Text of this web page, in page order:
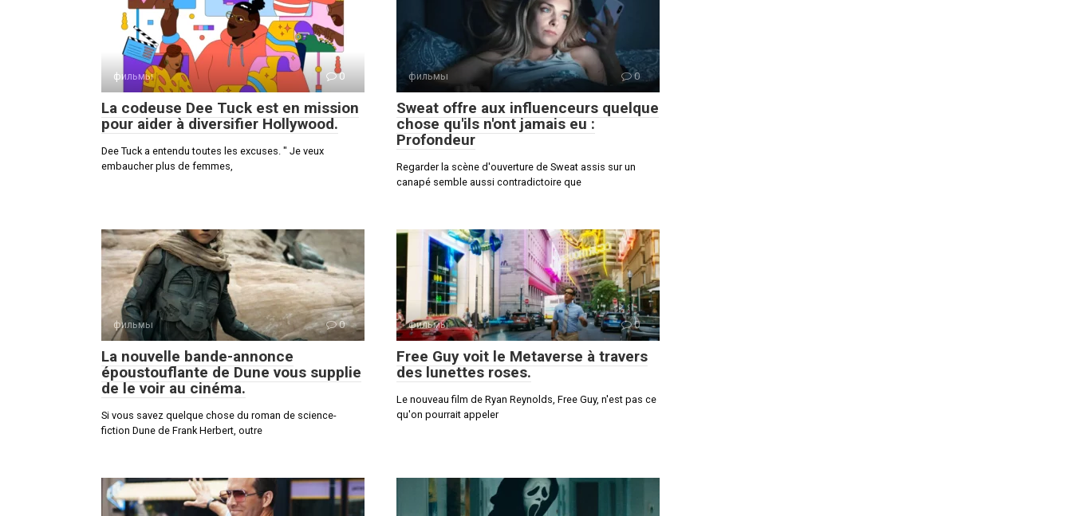
фильмы 0
La codeuse Dee Tuck est en mission
pour aider à diversifier Hollywood.
Dee Tuck a entendu toutes les excuses. " Je veux
embaucher plus de femmes,
фильмы 0
Sweat offre aux influenceurs quelque
chose qu'ils n'ont jamais eu :
Profondeur
Regarder la scène d'ouverture de Sweat assis sur un
canapé semble aussi contradictoire que
фильмы 0
La nouvelle bande-annonce
époustouflante de Dune vous supplie
de le voir au cinéma.
Si vous savez quelque chose du roman de science-
fiction Dune de Frank Herbert, outre
фильмы 0
Free Guy voit le Metaverse à travers
des lunettes roses.
Le nouveau film de Ryan Reynolds, Free Guy, n'est pas ce
qu'on pourrait appeler